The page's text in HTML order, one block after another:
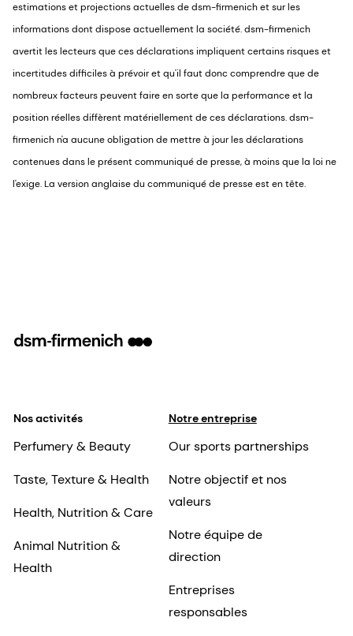
estimations et projections actuelles de dsm-firmenich et sur les
informations dont dispose actuellement la société. dsm-firmenich
avertit les lecteurs que ces déclarations impliquent certains risques et
incertitudes difficiles à prévoir et qu'il faut donc comprendre que de
nombreux facteurs peuvent faire en sorte que la performance et la
position réelles diffèrent matériellement de ces déclarations. dsm-
firmenich n'a aucune obligation de mettre à jour les déclarations
contenues dans le présent communiqué de presse, à moins que la loi ne
l'exige. La version anglaise du communiqué de presse est en tête.
Nos activités
Perfumery & Beauty
Taste, Texture & Health
Health, Nutrition & Care
Animal Nutrition &
Health
Notre entreprise
Our sports partnerships
Notre objectif et nos
valeurs
Notre équipe de
direction
Entreprises
responsables